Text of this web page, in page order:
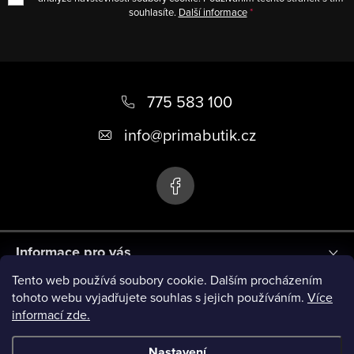
Tento web používá soubory cookie. Dalším procházením
tohoto webu vyjadřujete souhlas s jejich používáním. Více
informací zde.
souhlasíte. Další informace
775 583 100
info@primabutik.cz
Informace pro vás
Blog
Novinky